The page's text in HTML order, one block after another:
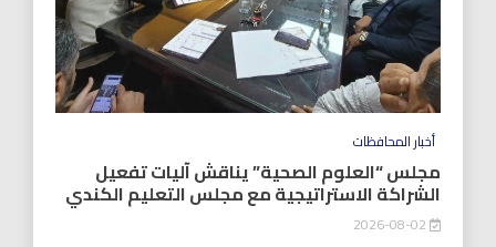
أخبار المحافظات
مجلس “العلوم الصحية” يناقش آليات تفعيل
الشراكة الاستراتيجية مع مجلس التعليم الكندي